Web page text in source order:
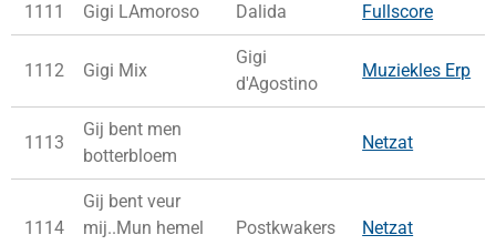
1111 Gigi LAmoroso Dalida Fullscore
1112 Gigi Mix
Gigi
d'Agostino
Muziekles Erp
1113
Gij bent men
botterbloem
Netzat
1114
Gij bent veur
mij..Mun hemel
Postkwakers Netzat